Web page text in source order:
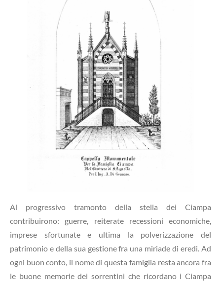
Al progressivo tramonto della stella dei Ciampa
contribuirono: guerre, reiterate recessioni economiche,
imprese sfortunate e ultima la polverizzazione del
patrimonio e della sua gestione fra una miriade di eredi. Ad
ogni buon conto, il nome di questa famiglia resta ancora fra
le buone memorie dei sorrentini che ricordano i Ciampa